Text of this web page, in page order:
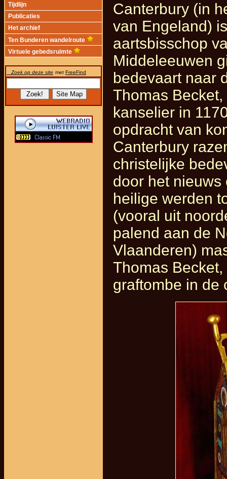
Tijdlijn
Publicaties
Het archief
Ten Bunderen wandelroute
Virtuele gebedsruimte
Zoek op deze site met FreeFind
Canterbury (in
van Engeland)
aartsbisschop
Middeleeuwen
bedevaart naar
Thomas
kanselier in
opdracht van
Canterbury
christelijke
door het
heilige werden
(vooral uit
palend aan de
Vlaanderen)
Thomas
graftombe in de